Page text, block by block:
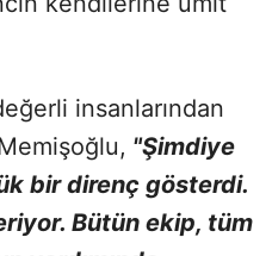
insanlarından
"Şimdiye
bir direnç gösterdi.
Bütün ekip, tüm